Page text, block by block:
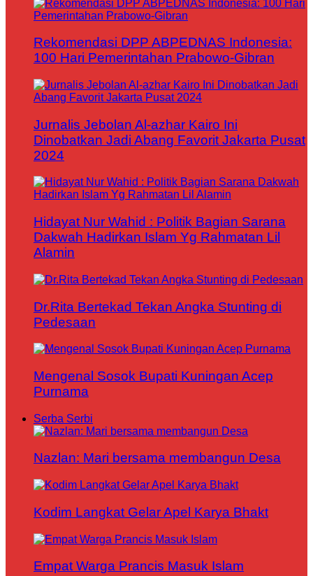
Rekomendasi DPP ABPEDNAS Indonesia:
100 Hari Pemerintahan Prabowo-Gibran
Jurnalis Jebolan Al-azhar Kairo Ini
Dinobatkan Jadi Abang Favorit Jakarta Pusat
2024
Hidayat Nur Wahid : Politik Bagian Sarana
Dakwah Hadirkan Islam Yg Rahmatan Lil
Alamin
Dr.Rita Bertekad Tekan Angka Stunting di
Pedesaan
Mengenal Sosok Bupati Kuningan Acep
Purnama
Serba Serbi
Nazlan: Mari bersama membangun Desa
Kodim Langkat Gelar Apel Karya Bhakt
Empat Warga Prancis Masuk Islam